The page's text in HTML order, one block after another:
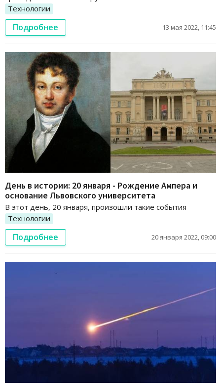
Технологии
Подробнее 13 мая 2022, 11:45
День в истории: 20 января - Рождение Ампера и
основание Львовского университета
В этот день, 20 января, произошли такие события
Технологии
Подробнее 20 января 2022, 09:00